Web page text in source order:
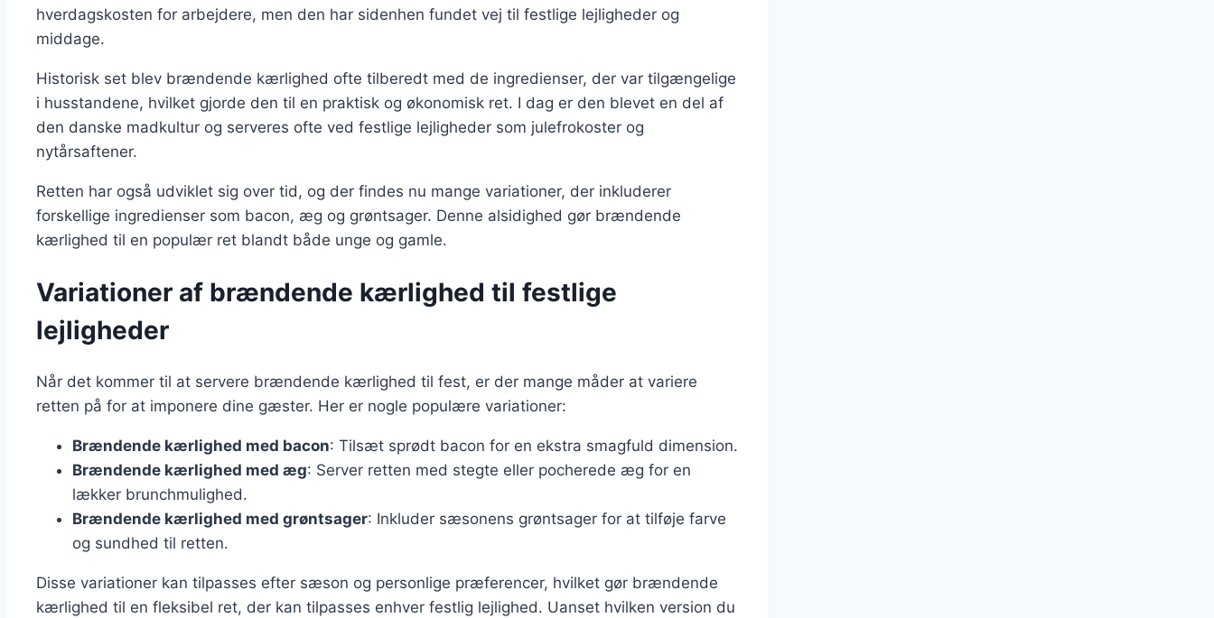
hverdagskosten for arbejdere, men den har sidenhen fundet vej til festlige lejligheder og
middage.
Historisk set blev brændende kærlighed ofte tilberedt med de ingredienser, der var tilgængelige
i husstandene, hvilket gjorde den til en praktisk og økonomisk ret. I dag er den blevet en del af
den danske madkultur og serveres ofte ved festlige lejligheder som julefrokoster og
nytårsaftener.
Retten har også udviklet sig over tid, og der findes nu mange variationer, der inkluderer
forskellige ingredienser som bacon, æg og grøntsager. Denne alsidighed gør brændende
kærlighed til en populær ret blandt både unge og gamle.
Variationer af brændende kærlighed til festlige
lejligheder
Når det kommer til at servere brændende kærlighed til fest, er der mange måder at variere
retten på for at imponere dine gæster. Her er nogle populære variationer:
Brændende kærlighed med bacon: Tilsæt sprødt bacon for en ekstra smagfuld dimension.
Brændende kærlighed med æg: Server retten med stegte eller pocherede æg for en
lækker brunchmulighed.
Brændende kærlighed med grøntsager: Inkluder sæsonens grøntsager for at tilføje farve
og sundhed til retten.
Disse variationer kan tilpasses efter sæson og personlige præferencer, hvilket gør brændende
kærlighed til en fleksibel ret, der kan tilpasses enhver festlig lejlighed. Uanset hvilken version du